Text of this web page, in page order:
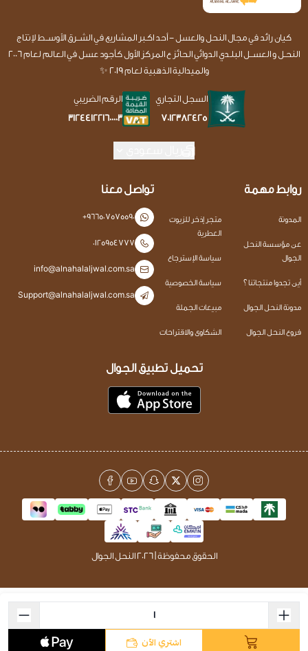
اشتري الآن
كيان رائد في مجال النحل والعسل - أحد اكـبر المشاريع في الشــرق الأوســط لإنتاج
النحـل و العســل البلـدي الدوائي الحائز ع المركز الأول كأجود عسل في العالم لعام 2006
والميدالية الذهبية لعام 2019 ✨
السجل التجاري
7012382425
الرقم الضريبي
312441221600003
روابط مهمة
المدونة
عن مؤسسة النحل
الجوال
أين تجدوا منتجاتنا ؟
مدونة النحل الجوال
فروع النحل الجوال
متجر إذخر للزيوت
العطرية
سياسة الإسترجاع
سياسة الخصوصية
مبيعات الجملة
الشكاوى والاقتراحات
تواصل معنا
+966507575590
0125954777
info@alnahalaljwal.com.sa
Support@alnahalaljwal.com.sa
تحميل تطبيق الجوال
الحقوق محفوظة | 2026 النحل الجوال